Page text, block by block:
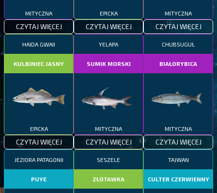
MITYCZNA
CZYTAJ WIĘCEJ
EPICKA
CZYTAJ WIĘCEJ
MITYCZNA
CZYTAJ WIĘCEJ
HAIDA GWAII
KULBINIEC JASNY
EPICKA
CZYTAJ WIĘCEJ
YELAPA
SUMIK MORSKI
MITYCZNA
CZYTAJ WIĘCEJ
CHUBSUGUŁ
BIAŁORYBICA
MITYCZNA
CZYTAJ WIĘCEJ
JEZIORA PATAGONII
PUYE
SESZELE
ZŁOTAWKA
TAJWAN
CULTER CZERWIENNY